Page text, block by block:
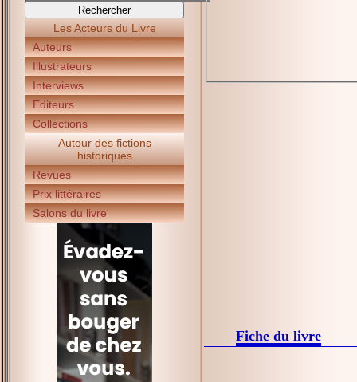
Les Acteurs du Livre
Auteurs
Illustrateurs
Interviews
Editeurs
Collections
Autour des fictions
historiques
Revues
Prix littéraires
Salons du livre
Fiche du livre